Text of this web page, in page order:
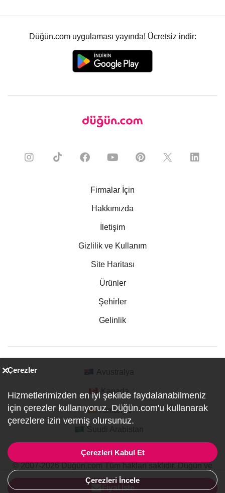
Fiyat İste
Düğün.com uygulaması yayında! Ücretsiz indir:
Firmalar İçin
Hakkımızda
İletişim
Gizlilik ve Kullanım
Site Haritası
Ürünler
Şehirler
Gelinlik
Kanada
Almanya
Özel Etkinlik Online Planlama Sitesi.
ref:PI1-1-1705
Çerezler
Hizmetlerimizden en iyi şekilde faydalanabilmeniz
için çerezler kullanıyoruz. Düğün.com'u kullanarak
çerezlere izin vermiş olursunuz.
Çerezleri Kabul Et
Çerezleri İncele